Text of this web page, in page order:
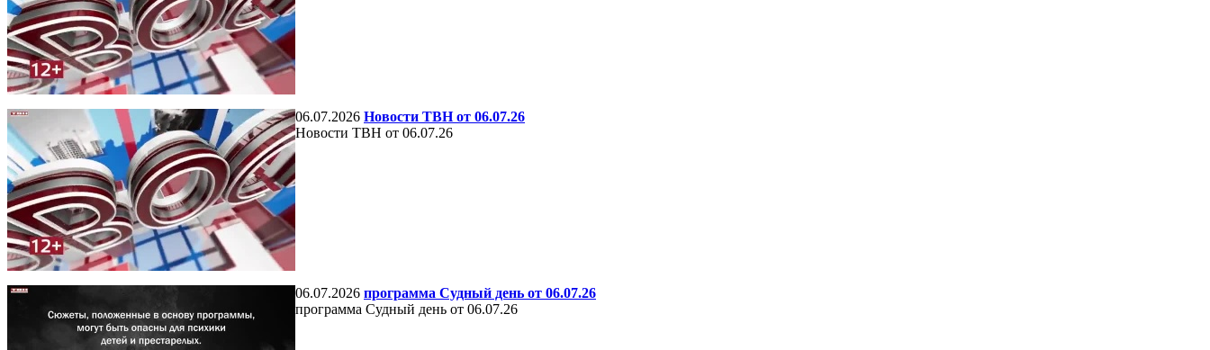
06.07.2026 Новости ТВН от 06.07.26
Новости ТВН от 06.07.26
06.07.2026 программа Судный день от 06.07.26
программа Судный день от 06.07.26